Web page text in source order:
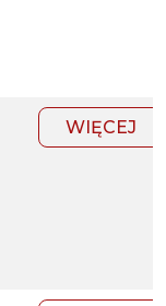
WIĘCEJ